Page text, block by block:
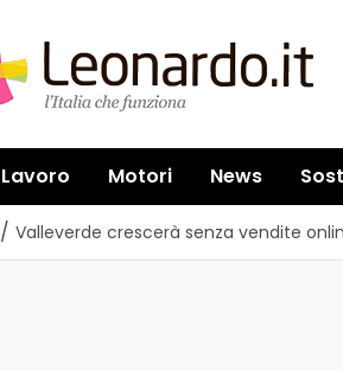
Lavoro Motori News
/ Valleverde crescerà senza vendite